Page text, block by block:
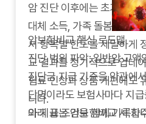
암 진단 이후에는 초기 치료
대체 소득, 가족 돌봄 비용이
서 항목별 한도를 세밀하게
교 결과를 정기적으로 업데
험료 인상과 상품 개편에도
니다.
암보험비교 핵심 로드맵
진단 범위 파악: 일반암·고액
진단금 지급 기준을 약관에
단명이라도 보험사마다 지
와 지급 조건을 함께 기록합
아래 표는 암보험비교 시 자